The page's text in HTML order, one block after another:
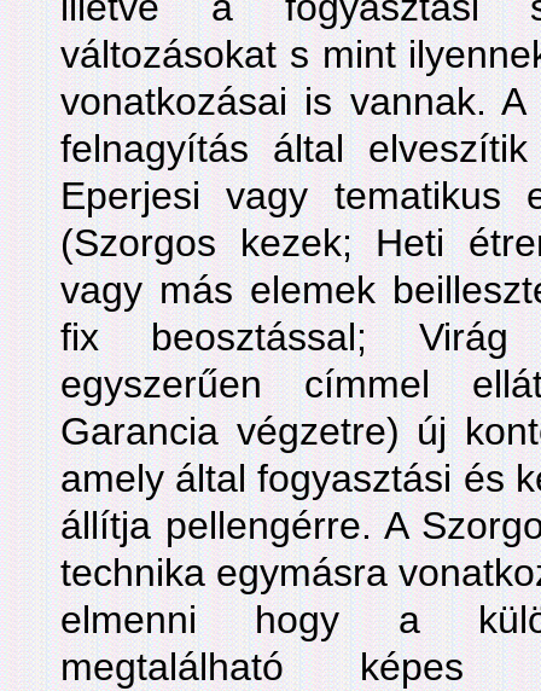
változásokat s mint
vonatkozásai is vannak.
felnagyítás által
Eperjesi vagy tematikus
(Szorgos kezek; Heti
vagy más elemek
fix beosztással;
egyszerűen címmel
Garancia végzetre) új
amely által fogyasztási és
állítja pellengérre. A
technika egymásra
elmenni hogy a
megtalálható képes